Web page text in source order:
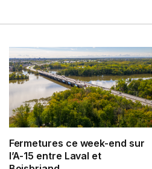
Fermetures ce week-end sur
l’A-15 entre Laval et